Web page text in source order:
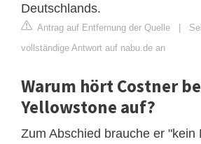
Deutschlands.
Antrag auf Entfernung der Quelle |
vollständige Antwort auf nabu.de an
Warum hört Costner
Yellowstone auf?
Zum Abschied brauche er "kein